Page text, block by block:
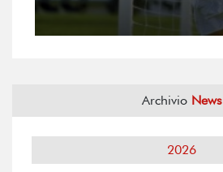
Archivio News
2026